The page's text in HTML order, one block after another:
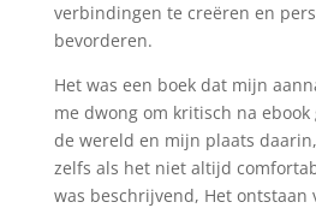
verbindingen te creëren en
bevorderen.
Het was een boek dat mijn
me dwong om kritisch na
de wereld en mijn plaats
zelfs als het niet altijd
was beschrijvend, Het ontstaan